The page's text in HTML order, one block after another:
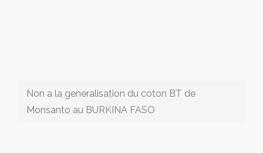
Non a la generalisation du coton BT de
Monsanto au BURKINA FASO